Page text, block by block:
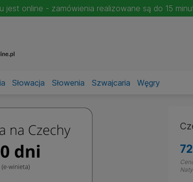
jest online - zamówienia realizowane są do 15
Słowacja Słowenia Szwajcaria Węgry